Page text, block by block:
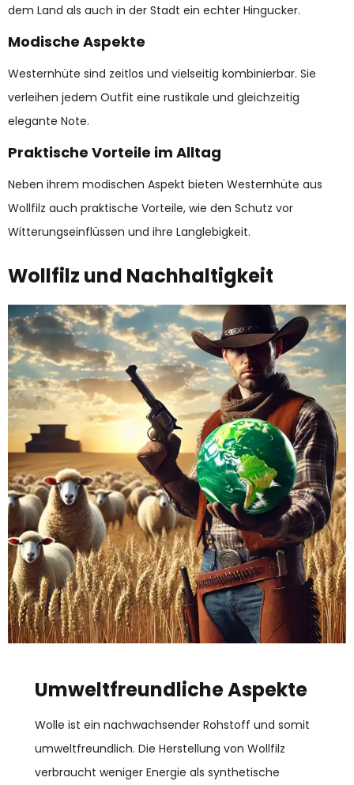
dem Land als auch in der Stadt ein echter Hingucker.
Modische Aspekte
Westernhüte sind zeitlos und vielseitig kombinierbar. Sie
verleihen jedem Outfit eine rustikale und gleichzeitig
elegante Note.
Praktische Vorteile im Alltag
Neben ihrem modischen Aspekt bieten Westernhüte aus
Wollfilz auch praktische Vorteile, wie den Schutz vor
Witterungseinflüssen und ihre Langlebigkeit.
Wollfilz und Nachhaltigkeit
Umweltfreundliche Aspekte
Wolle ist ein nachwachsender Rohstoff und somit
umweltfreundlich. Die Herstellung von Wollfilz
verbraucht weniger Energie als synthetische